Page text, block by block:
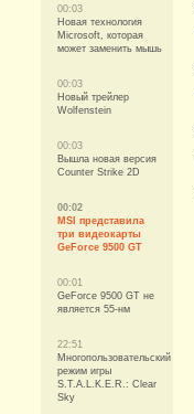
00:03
Новая технология
Microsoft, которая
может заменить мышь
00:03
Новый трейлер
Wolfenstein
00:03
Вышла новая версия
Counter Strike 2D
00:02
MSI представила
три видеокарты
GeForce 9500 GT
00:01
GeForce 9500 GT не
является 55-нм
22:51
Многопользовательский
режим игры
S.T.A.L.K.E.R.: Clear
Sky